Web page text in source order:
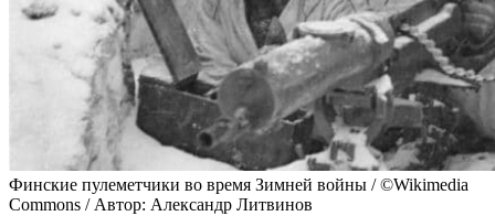
Финские пулеметчики во время Зимней войны / ©Wikimedia
Commons / Автор: Александр Литвинов